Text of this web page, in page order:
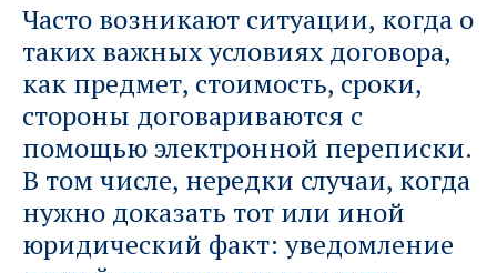
Часто возникают ситуации, когда о
таких важных условиях договора,
как предмет, стоимость, сроки,
стороны договариваются с
помощью электронной переписки.
В том числе, нередки случаи, когда
нужно доказать тот или иной
юридический факт: уведомление